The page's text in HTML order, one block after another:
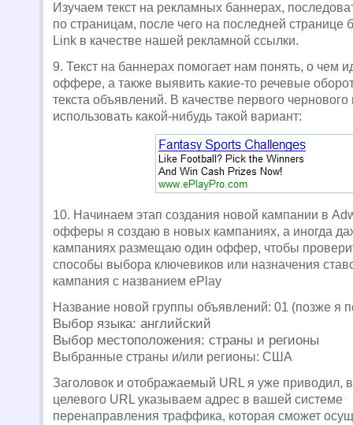
Изучаем текст на рекламных баннерах,
по страницам, после чего на последней странице
Link в качестве нашей рекламной ссылки.
9. Текст на баннерах помогает нам понять, о чем
оффере, а также выявить какие-то речевые
текста объявлений. В качестве первого
использовать какой-нибудь такой вариант:
10. Начинаем этап создания новой кампании в
офферы я создаю в новых кампаниях, а иногда
кампаниях размещаю один оффер, чтобы
способы выбора ключевиков или назначения
кампания с названием ePlay
Название новой группы объявлений: 01 (позже я
Выбор языка: английский
Выбор местоположения: страны и регионы
Выбранные страны и/или регионы: США
Заголовок и отображаемый URL я уже приводил, в
целевого URL указываем адрес в вашей системе
перенаправления траффика, которая сможет